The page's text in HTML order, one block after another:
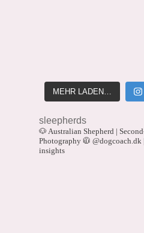
MEHR LADEN…
sleepherds
🐶 Australian Shepherd |
Photography 🧥 @dogcoach.dk
insights